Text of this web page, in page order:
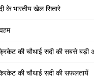
के भारतीय खेल सितारे
की चौथाई सदी की सबसे
की चौथाई सदी की सफलतायें